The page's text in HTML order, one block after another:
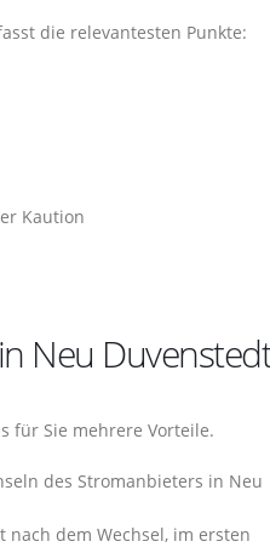
die relevantesten Punkte:
Kaution
Neu Duvenstedt
für Sie mehrere Vorteile.
des Stromanbieters in Neu
nach dem Wechsel, im ersten